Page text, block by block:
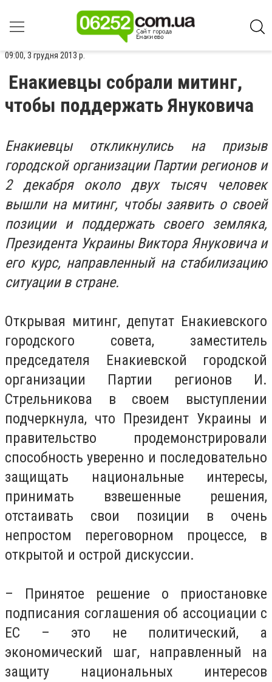
09:00, 3 грудня 2013 р.
Енакиевцы собрали митинг,
чтобы поддержать Януковича
Енакиевцы откликнулись на призыв
городской организации Партии регионов и
2 декабря около двух тысяч человек
вышли на митинг, чтобы заявить о своей
позиции и поддержать своего земляка,
Президента Украины Виктора Януковича и
его курс, направленный на стабилизацию
ситуации в стране.
Открывая митинг, депутат Енакиевского
городского совета, заместитель
председателя Енакиевской городской
организации Партии регионов И.
Стрельникова в своем выступлении
подчеркнула, что Президент Украины и
правительство продемонстрировали
способность уверенно и последовательно
защищать национальные интересы,
принимать взвешенные решения,
отстаивать свои позиции в очень
непростом переговорном процессе, в
открытой и острой дискуссии.
– Принятое решение о приостановке
подписания соглашения об ассоциации с
ЕС – это не политичеcкий, а
экономический шаг, направленный на
защиту национальных интересов